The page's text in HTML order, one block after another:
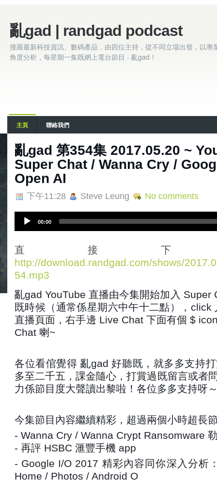
亂gad | randgad podcast
搜羅最新科技資訊、數碼產品，由四位主持，從不同立場出發，以專
角度分析，每星期一集既網上電台節目 - 亂gad！
主頁 聯絡我們
亂gad 第354集 2017.05.20 ~
Super Chat / Wanna Cry /
Open AI
下午11:28 Steve Leung No comments
i
o
P
l
y
e
r
00:00
直接
http://download.randgad.com/shows/
54.mp3
亂gad YouTube 直播由今集開始加入 Super
既時候（通常係星期六中午十二點），click
直播頁面，右手邊 Live Chat 下面有個 $
Chat 喇~
各位看倌覺得 亂gad 好聽既，就多多支持
多至二千五，課金隨心，打賞過既留言或者
力係節目度大聲讀出黎啦！各位多多支持呀
今集節目內容繼續精彩，超過兩個小時超長
- Wanna Cry / Wanna Crypt Ransomware
- 再評 HSBC 滙豐手機 app
- Google I/O 2017 精彩內容同你深入分析
Home / Photos / Android O